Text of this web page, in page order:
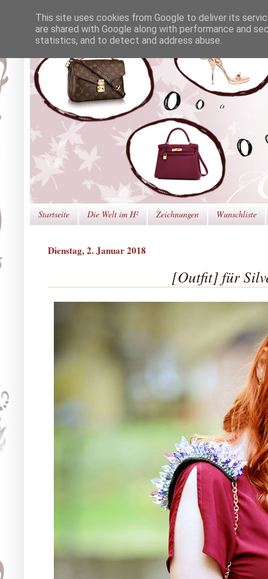
Startseite Die Welt im H² Zeichnungen Wunschliste
Dienstag, 2. Januar 2018
[Outfit] für
This site uses cookies from Google to deliver its
are shared with Google along with performance and
statistics, and to detect and address abuse.